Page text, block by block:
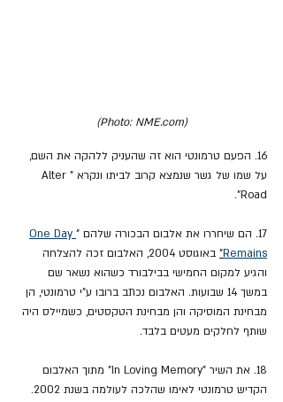
(Photo: NME.com)
16. הפעם טרמונטי הוא זה שהעניק ללהקה את השם,
על שמו של גשר שנמצא קרוב לביתו ונקרא "Alter
Road".
17. הם שיחררו את אלבום הבכורה שלהם "
One Day
Remains
"
באוגוסט 2004, האלבום זכה להצלחה
והגיע למקום החמישי בבילבורד כשהוא נשאר שם
במשך 14 שבועות. האלבום נכתב ברובו ע"י טרמונטי, הן
מבחינת המוסיקה והן מבחינת הטקסטים, כשמיילס היה
שותף לחלקים מעטים בלבד.
18. את השיר "In Loving Memory" מתוך האלבום
הקדיש טרמונטי לאימו שהלכה לעולמה בשנת 2002.